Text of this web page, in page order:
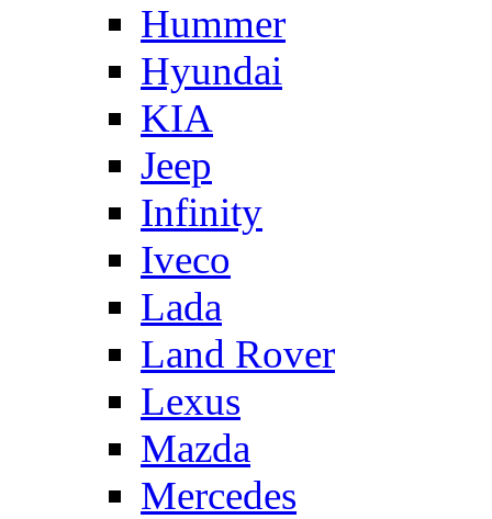
Hummer
Hyundai
KIA
Jeep
Infinity
Iveco
Lada
Land Rover
Lexus
Mazda
Mercedes